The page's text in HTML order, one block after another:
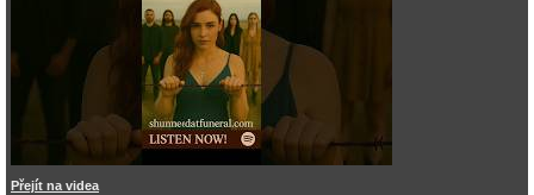
Přejít na videa